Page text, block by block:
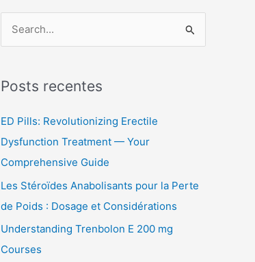
q
o
Posts recentes
ED Pills: Revolutionizing Erectile
Dysfunction Treatment — Your
Comprehensive Guide
Les Stéroïdes Anabolisants pour la Perte
de Poids : Dosage et Considérations
Understanding Trenbolon E 200 mg
Courses